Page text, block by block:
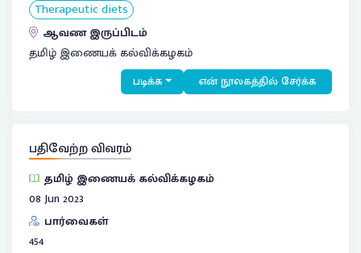
Therapeutic diets
ஆவண இருப்பிடம்
தமிழ் இணையக் கல்விக்கழகம்
படிக்க என் நூலகத்தில் சேர்க்க
பதிவேற்ற விவரம்
தமிழ் இணையக் கல்விக்கழகம்
08 Jun 2023
பார்வைகள்
454